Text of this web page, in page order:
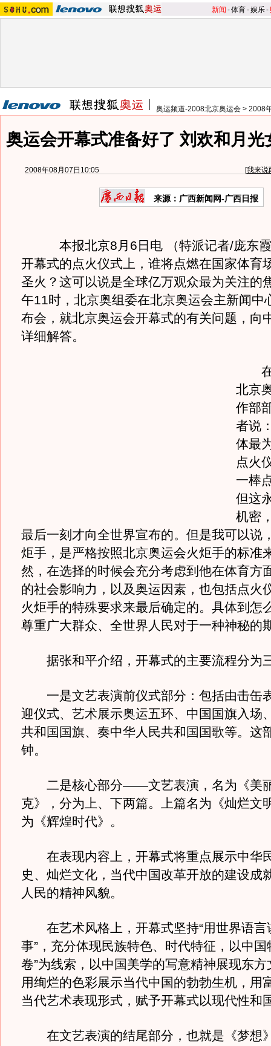
新闻 -体育-娱乐-
奥运频道-2008北京奥运会 > 2008
奥运会开幕式准备好了 刘欢和月光
2008年08月07日10:05 [我来说
来源：广西新闻网-广西日报
本报北京8月6日电 （特派记者/庞东霞
开幕式的点火仪式上，谁将点燃在国家体育
圣火？这可以说是全球亿万观众最为关注的
午11时，北京奥组委在北京奥运会主新闻中
布会，就北京奥运会开幕式的有关问题，向
详细解答。
在
北京
作部
者说
体最
点火
一棒
但这
机密
最后一刻才向全世界宣布的。但是我可以说
炬手，是严格按照北京奥运会火炬手的标准
然，在选择的时候会充分考虑到他在体育方
的社会影响力，以及奥运因素，也包括点火
火炬手的特殊要求来最后确定的。具体到怎
尊重广大群众、全世界人民对于一种神秘的
据张和平介绍，开幕式的主要流程分为
一是文艺表演前仪式部分：包括由击缶
迎仪式、艺术展示奥运五环、中国国旗入场
共和国国旗、奏中华人民共和国国歌等。这
钟。
二是核心部分——文艺表演，名为《美
克》，分为上、下两篇。上篇名为《灿烂文
为《辉煌时代》。
在表现内容上，开幕式将重点展示中华
史、灿烂文化，当代中国改革开放的建设成
人民的精神风貌。
在艺术风格上，开幕式坚持“用世界语言
事”，充分体现民族特色、时代特征，以中国
卷”为线索，以中国美学的写意精神展现东
用绚烂的色彩展示当代中国的勃勃生机，用
当代艺术表现形式，赋予开幕式以现代性和
在文艺表演的结尾部分，也就是《梦想